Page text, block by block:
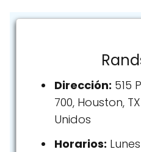
Dirección: 515
700, Houston,
Unidos
Horarios: